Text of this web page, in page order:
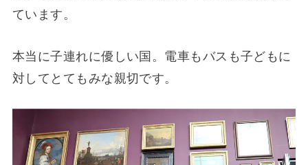
ています。
本当に子連れに優しい国。電車もバスも子どもに
対してとてもみな親切です。